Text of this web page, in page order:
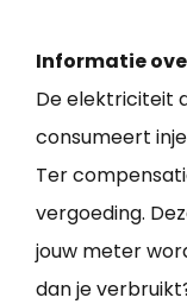
Informatie
De elektriciteit
consumeert
Ter
vergoeding.
jouw meter
dan je